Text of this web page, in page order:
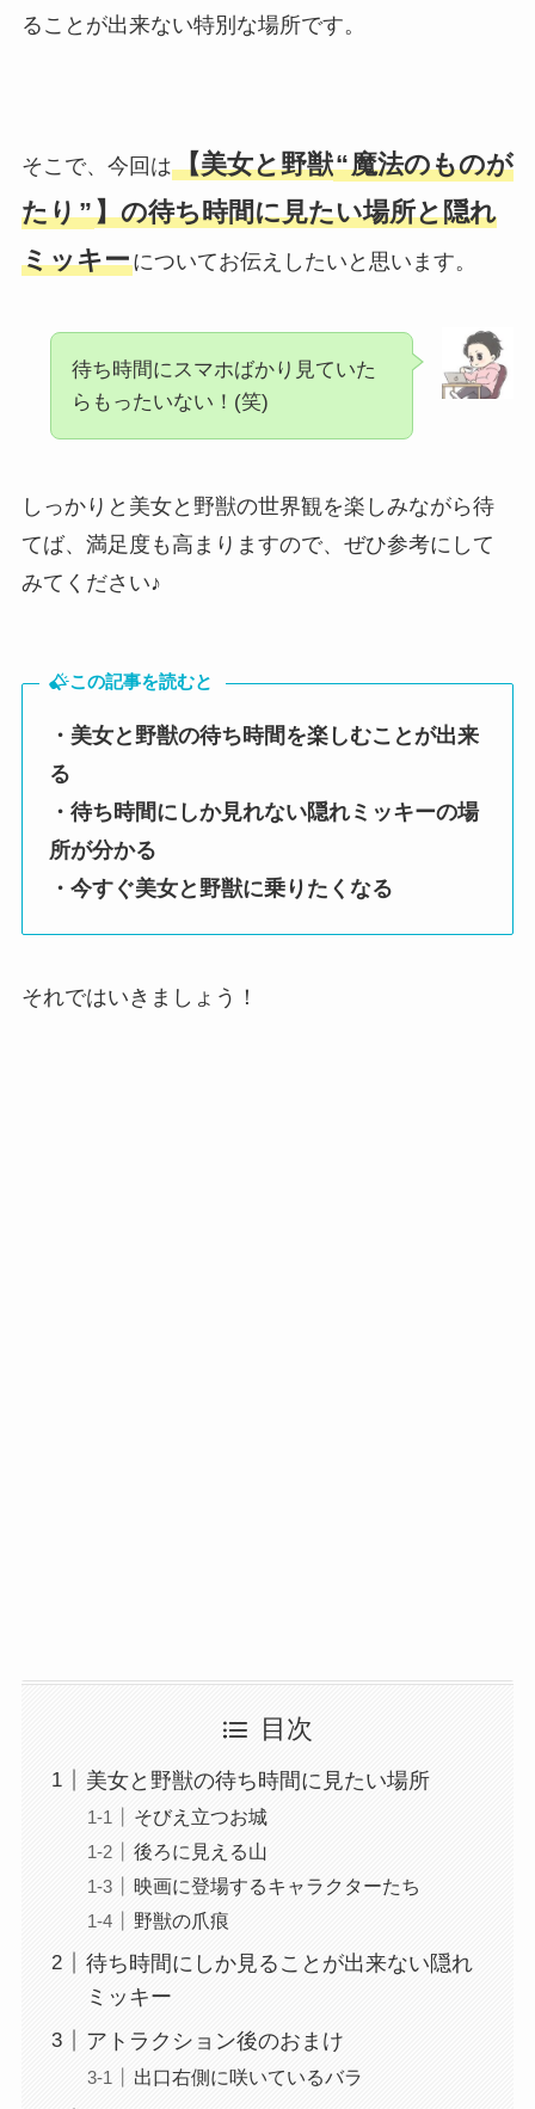
ることが出来ない特別な場所です。
そこで、今回は【美女と野獣“魔法のものが
たり”】の待ち時間に見たい場所と隠れ
ミッキーについてお伝えしたいと思います。
待ち時間にスマホばかり見ていた
らもったいない！(笑)
しっかりと美女と野獣の世界観を楽しみながら待
てば、満足度も高まりますので、ぜひ参考にして
みてください♪
この記事を読むと
・美女と野獣の待ち時間を楽しむことが出来
る
・待ち時間にしか見れない隠れミッキーの場
所が分かる
・今すぐ美女と野獣に乗りたくなる
それではいきましょう！
目次
美女と野獣の待ち時間に見たい場所
そびえ立つお城
後ろに見える山
映画に登場するキャラクターたち
野獣の爪痕
待ち時間にしか見ることが出来ない隠れ
ミッキー
アトラクション後のおまけ
出口右側に咲いているバラ